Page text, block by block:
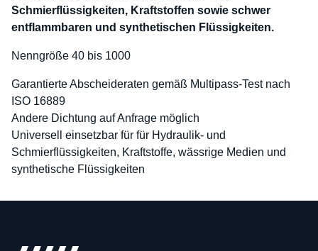
Schmierflüssigkeiten, Kraftstoffen sowie schwer
entflammbaren und synthetischen Flüssigkeiten.
Nenngröße 40 bis 1000
Garantierte Abscheideraten gemäß Multipass-Test nach
ISO 16889
Andere Dichtung auf Anfrage möglich
Universell einsetzbar für für Hydraulik- und
Schmierflüssigkeiten, Kraftstoffe, wässrige Medien und
synthetische Flüssigkeiten